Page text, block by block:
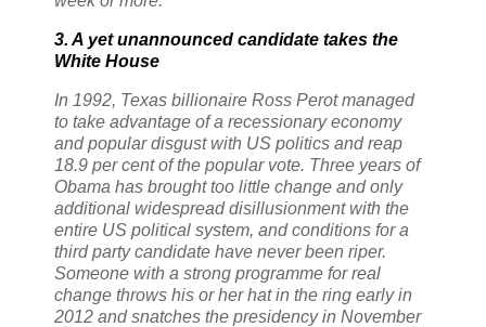
3. A yet unannounced candidate takes the
White House
In 1992, Texas billionaire Ross Perot managed
to take advantage of a recessionary economy
and popular disgust with US politics and reap
18.9 per cent of the popular vote. Three years of
Obama has brought too little change and only
additional widespread disillusionment with the
entire US political system, and conditions for a
third party candidate have never been riper.
Someone with a strong programme for real
change throws his or her hat in the ring early in
2012 and snatches the presidency in November